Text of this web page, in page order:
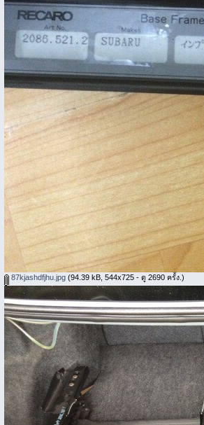
87kjashdfjhu.jpg (94.39 kB, 544x725 - ดู 2690 ครั้ง.)